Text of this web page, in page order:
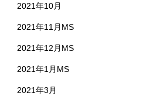
2021年10月
2021年11月MS
2021年12月MS
2021年1月MS
2021年3月